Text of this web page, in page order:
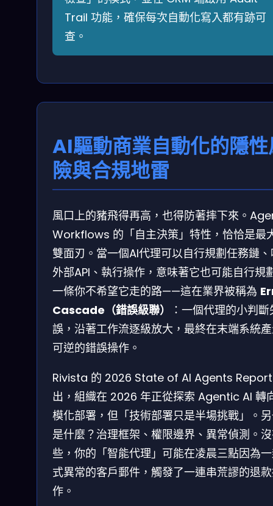
Trail 功能，確保每次自動化寫入都有跡可
查。
AI驅動商業自動化的隱
險與合規地雷
風口上的豬飛得再高，也得防著摔下來。
Workflows 的「自主決策」特性，恰恰是最
雙面刃。當一個AI代理可以自行規劃任務鏈
外部API、執行操作，意味著它也可能自行規
一條你不希望它走的路——這在業界被稱為
Cascade（錯誤級聯）
：一個代理的小判斷
誤，沿著工作流逐級放大，最終在末端系統
可逆的錯誤操作。
Rivista 的 2026 State of AI Agents
出，組織在 2026 年正從探索 Agentic AI 轉
模化部署，但「技術部署只是半場挑戰」。
是什麼？治理框架、權限邊界、異常偵測。
些，你的「智能代理」可能在凌晨三點因為
式異常的客戶郵件，觸發了一連串荒謬的退
作。